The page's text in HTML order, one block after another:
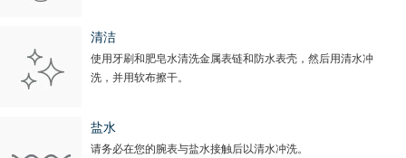
清洁
使用牙刷和肥皂水清洗金属表链和防水表壳，然后用清水冲
洗，并用软布擦干。
盐水
请务必在您的腕表与盐水接触后以清水冲洗。